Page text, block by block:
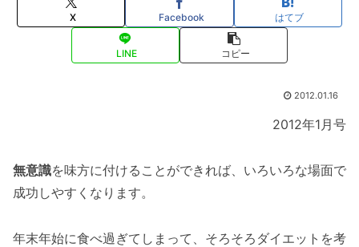
X Facebook はてブ
LINE コピー
2012.01.16
2012年1月号
無意識を味方に付けることができれば、いろいろな場面で
成功しやすくなります。
年末年始に食べ過ぎてしまって、そろそろダイエットを考